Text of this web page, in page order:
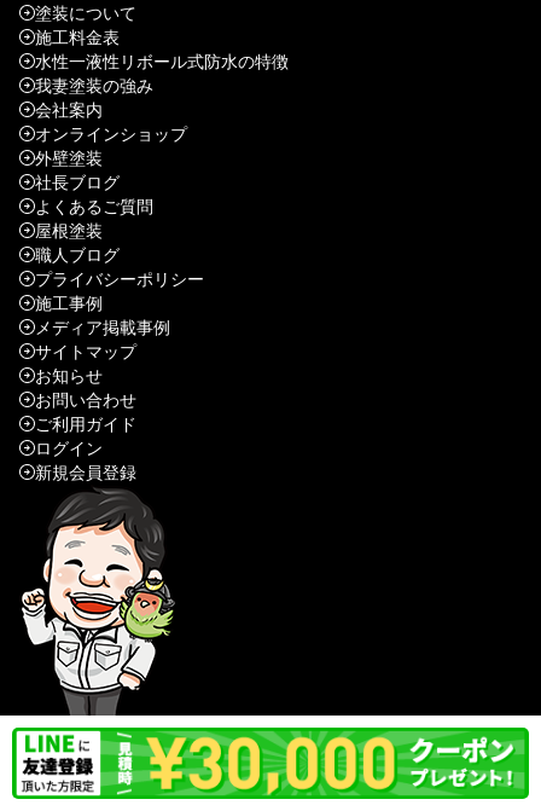
塗装について
施工料金表
水性一液性リボール式防水の特徴
我妻塗装の強み
会社案内
オンラインショップ
外壁塗装
社長ブログ
よくあるご質問
屋根塗装
職人ブログ
プライバシーポリシー
施工事例
メディア掲載事例
サイトマップ
お知らせ
お問い合わせ
ご利用ガイド
ログイン
新規会員登録